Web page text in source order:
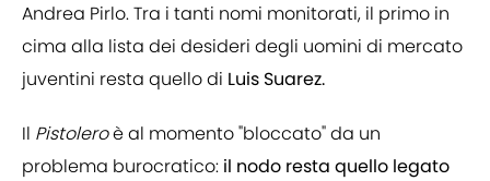
Andrea Pirlo. Tra i tanti nomi monitorati, il primo in
cima alla lista dei desideri degli uomini di mercato
juventini resta quello di Luis Suarez.
Il Pistoleroè al momento "bloccato" da un
problema burocratico: il nodo resta quello legato